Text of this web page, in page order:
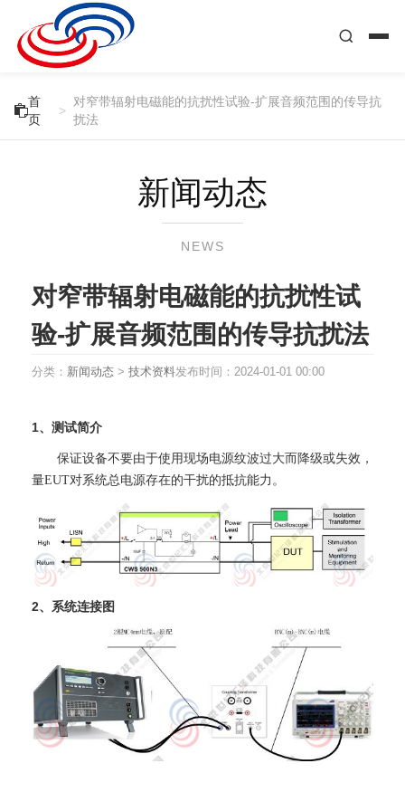

首
页
>
对窄带辐射电磁能的抗扰性试验-扩展音频范围的传导抗
扰法
新闻动态
NEWS
对窄带辐射电磁能的抗扰性试
验-扩展音频范围的传导抗扰法
分类： 新闻动态 > 技术资料发布时间： 2024-01-01 00:00
1、测试简介
保证设备不要由于使用现场电源纹波过大而降级或失效，
量EUT对系统总电源存在的干扰的抵抗能力。
2、系统连接图